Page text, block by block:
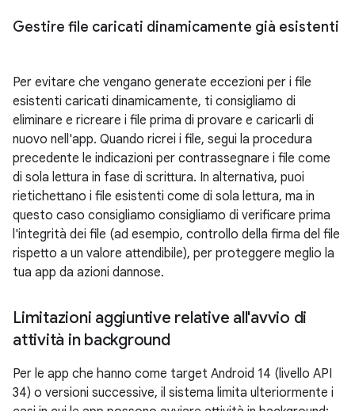
Gestire file caricati dinamicamente già esistenti
Per evitare che vengano generate eccezioni per i file
esistenti caricati dinamicamente, ti consigliamo di
eliminare e ricreare i file prima di provare e caricarli di
nuovo nell'app. Quando ricrei i file, segui la procedura
precedente le indicazioni per contrassegnare i file come
di sola lettura in fase di scrittura. In alternativa, puoi
rietichettano i file esistenti come di sola lettura, ma in
questo caso consigliamo consigliamo di verificare prima
l'integrità dei file (ad esempio, controllo della firma del file
rispetto a un valore attendibile), per proteggere meglio la
tua app da azioni dannose.
Limitazioni aggiuntive relative all'avvio di
attività in background
Per le app che hanno come target Android 14 (livello API
34) o versioni successive, il sistema limita ulteriormente i